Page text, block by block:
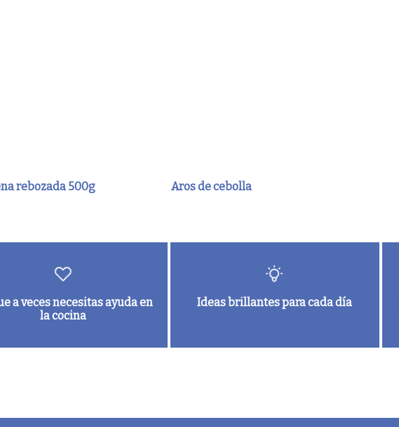
rebozada 500g Aros de cebolla
a veces necesitas ayuda en
la cocina
Ideas brillantes para cada día